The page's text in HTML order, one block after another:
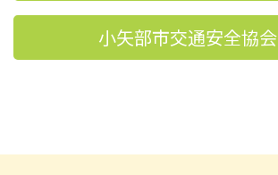
小矢部市交通安全協会